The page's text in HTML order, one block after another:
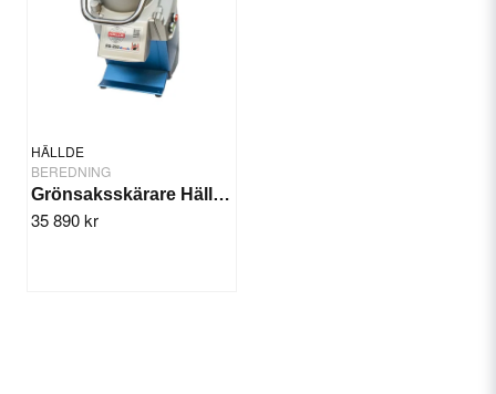
HÄLLDE
BEREDNING
Grönsaksskärare Hällde RG-250 diwash 1-fas
35 890 kr